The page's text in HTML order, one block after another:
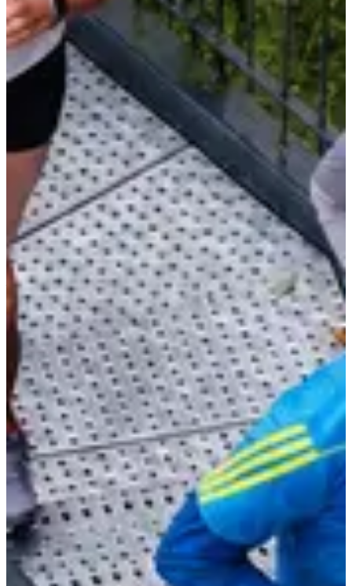
Courir gratuitement, parce qu’un bon dossard n’a pas
forcément besoin d’un gros budget ;
Découvrir Nantes autrement grâce à un
trail urbain
aussi
accessible que ludique ;
Terminer la soirée autour d’un ravito chill avec d’autres
mordus de running.
Alors, on se retrouve sur la ligne de départ ?
Résultats :
2026
Courses
juillet 2027
Date à confirmer
4 x 2km (et quelques marches)
8 km
19:00
Trail
Trail découverte